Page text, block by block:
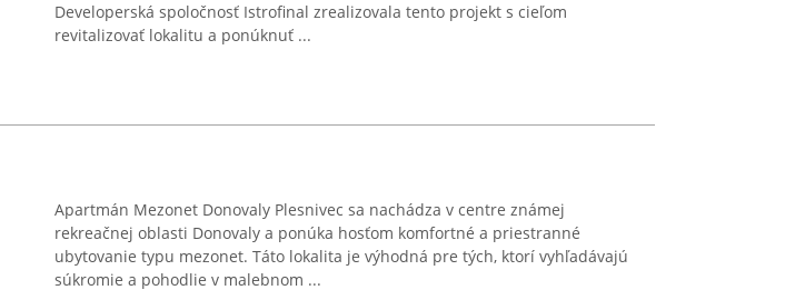
Developerská spoločnosť Istrofinal zrealizovala tento projekt s cieľom
revitalizovať lokalitu a ponúknuť ...
Apartmán Mezonet Donovaly Plesnivec sa nachádza v centre známej
rekreačnej oblasti Donovaly a ponúka hosťom komfortné a priestranné
ubytovanie typu mezonet. Táto lokalita je výhodná pre tých, ktorí vyhľadávajú
súkromie a pohodlie v malebnom ...